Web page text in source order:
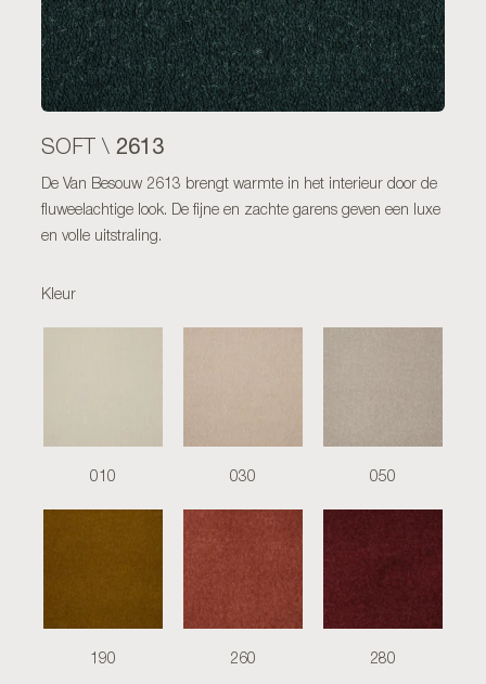
SOFT \ 2613
De Van Besouw 2613 brengt warmte in het interieur door de
fluweelachtige look. De fijne en zachte garens geven een luxe
en volle uitstraling.
Kleur
010 030 050
190 260 280